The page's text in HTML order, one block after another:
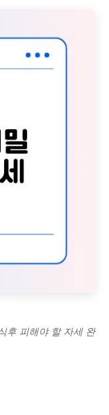
후 피해야 할 자세 완